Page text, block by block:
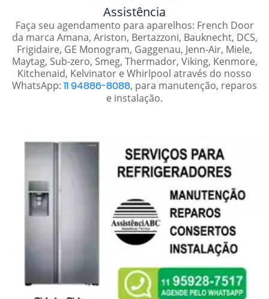
Assistência
Faça seu agendamento para aparelhos: French Door
da marca Amana, Ariston, Bertazzoni, Bauknecht, DCS,
Frigidaire, GE Monogram, Gaggenau, Jenn-Air, Miele,
Maytag, Sub-zero, Smeg, Thermador, Viking, Kenmore,
Kitchenaid, Kelvinator e Whirlpool através do nosso
WhatsApp: 11 94886-8088, para manutenção, reparos
e instalação.